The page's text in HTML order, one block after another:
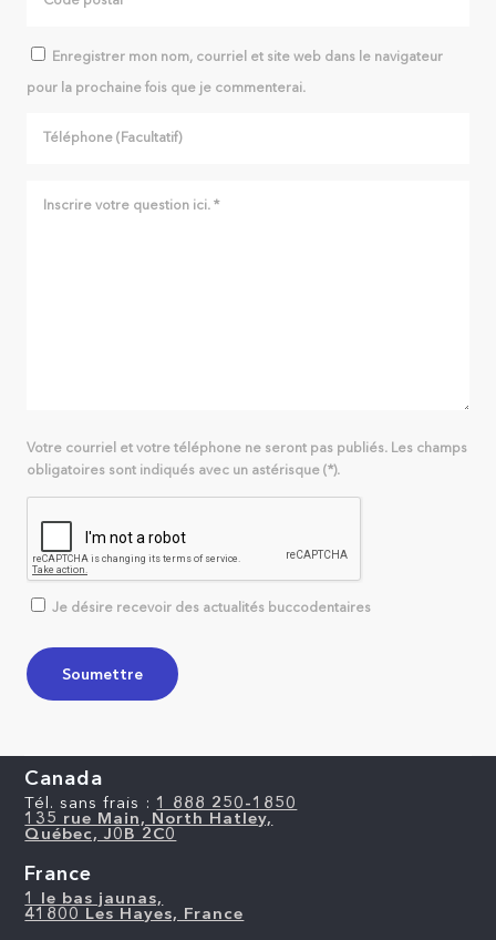
Enregistrer mon nom, courriel et site web dans le navigateur
pour la prochaine fois que je commenterai.
Votre courriel et votre téléphone ne seront pas publiés. Les champs
obligatoires sont indiqués avec un astérisque (*).
Je désire recevoir des actualités buccodentaires
Canada
Tél. sans frais : 1 888 250-1850
135 rue Main, North Hatley,
Québec, J0B 2C0
France
1 le bas jaunas,
41800 Les Hayes, France